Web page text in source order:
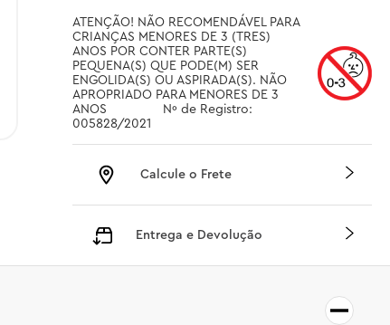
ATENÇÃO! NÃO RECOMENDÁVEL PARA
CRIANÇAS MENORES DE 3 (TRES)
ANOS POR CONTER PARTE(S)
PEQUENA(S) QUE PODE(M) SER
ENGOLIDA(S) OU ASPIRADA(S). NÃO
APROPRIADO PARA MENORES DE 3
ANOS		 Nº de Registro:
005828/2021
Calcule o Frete
Entrega e Devolução